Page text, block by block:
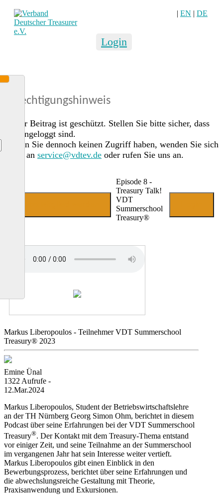
| EN | DE
Login
Berechtigungshinweis
Dieser Beitrag ist geschützt. Stellen Sie bitte sicher, dass
Sie eingeloggt sind.
Sollten Sie dennoch keinen Zugriff haben, wenden Sie sich
gerne an service@vdtev.de oder rufen Sie uns an.
Episode 8 -
Treasury Talk!
VDT
Summerschool
Treasury®
Markus Liberopoulos - Teilnehmer VDT Summerschool
Treasury® 2023
Emine Ünal
1322 Aufrufe -
12.Mar.2024
Markus Liberopoulos, Student der Betriebswirtschaftslehre
an der TH Nürnberg Georg Simon Ohm, berichtet in diesem
Podcast über seine Erfahrungen bei der VDT Summerschool
Treasury®. Der Kontakt mit dem Treasury-Thema entstand
vor einiger Zeit, und seine Teilnahme an der Summerschool
im vergangenen Jahr hat sein Interesse weiter vertieft.
Markus Liberopoulos gibt einen Einblick in den
Bewerbungsprozess, berichtet über seine Erfahrungen und
die abwechslungsreiche Gestaltung mit Theorie,
Praxisanwendung und Exkursionen.